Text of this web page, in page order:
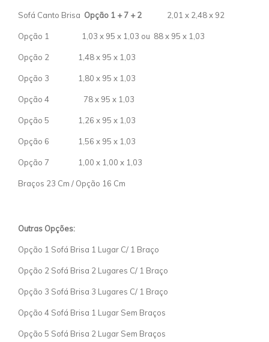
Sofá Canto Brisa Opção 1 + 7 + 2 2,01 x 2,48 x 92
Opção 1 1,03 x 95 x 1,03 ou 88 x 95 x 1,03
Opção 2 1,48 x 95 x 1,03
Opção 3 1,80 x 95 x 1,03
Opção 4 78 x 95 x 1,03
Opção 5 1,26 x 95 x 1,03
Opção 6 1,56 x 95 x 1,03
Opção 7 1,00 x 1,00 x 1,03
Braços 23 Cm / Opção 16 Cm
Outras Opções:
Opção 1 Sofá Brisa 1 Lugar C/ 1 Braço
Opção 2 Sofá Brisa 2 Lugares C/ 1 Braço
Opção 3 Sofá Brisa 3 Lugares C/ 1 Braço
Opção 4 Sofá Brisa 1 Lugar Sem Braços
Opção 5 Sofá Brisa 2 Lugar Sem Braços